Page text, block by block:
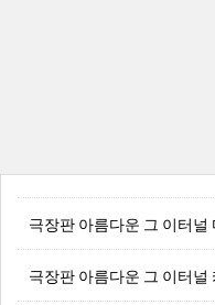
극장판 아름다운 그 이터널
극장판 아름다운 그 이터널